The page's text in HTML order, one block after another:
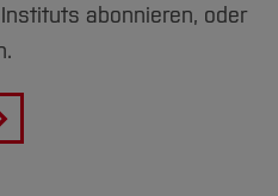
abonnieren, oder